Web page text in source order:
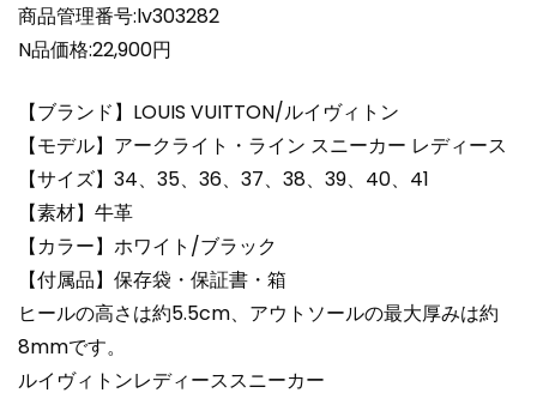
ー
ス
ホ
ワ
イ
ト/
ブ
ラ
ッ
ク
N
品
ヴ
商品管理番号:lv303282
N品価格:22,900円
【ブランド】LOUIS VUITTON/ルイヴィトン
【モデル】アークライト・ライン スニーカー レディース
【サイズ】34、35、36、37、38、39、40、41
【素材】牛革
【カラー】ホワイト/ブラック
【付属品】保存袋・保証書・箱
ヒールの高さは約5.5cm、アウトソールの最大厚みは約
8mmです。
ルイヴィトンレディーススニーカー